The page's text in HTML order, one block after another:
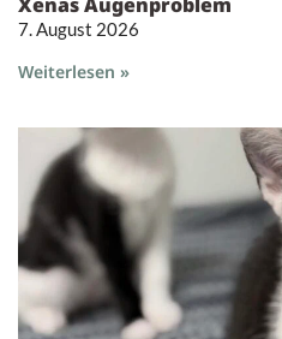
7. August 2026
Weiterlesen »